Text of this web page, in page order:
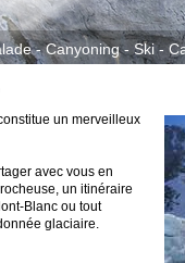
- Canyoning - Ski -
un merveilleux
avec vous en
un itinéraire
Blanc ou tout
glaciaire.